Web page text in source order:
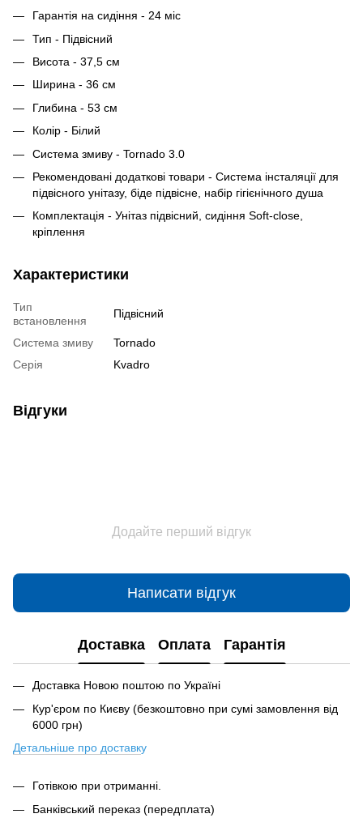
Гарантія на сидіння - 24 міс
Тип - Підвісний
Висота - 37,5 см
Ширина - 36 см
Глибина - 53 см
Колір - Білий
Система змиву - Tornado 3.0
Рекомендовані додаткові товари - Система інсталяції для
підвісного унітазу, біде підвісне, набір гігієнічного душа
Комплектація - Унітаз підвісний, сидіння Soft-close,
кріплення
Характеристики
Тип
встановлення
Підвісний
Система змиву
Tornado
Серія
Kvadro
Відгуки
Додайте перший відгук
Написати відгук
Доставка Оплата Гарантія
Доставка Новою поштою по Україні
Кур'єром по Києву (безкоштовно при сумі замовлення від
6000 грн)
Детальніше про доставку
Готівкою при отриманні.
Банківський переказ (передплата)